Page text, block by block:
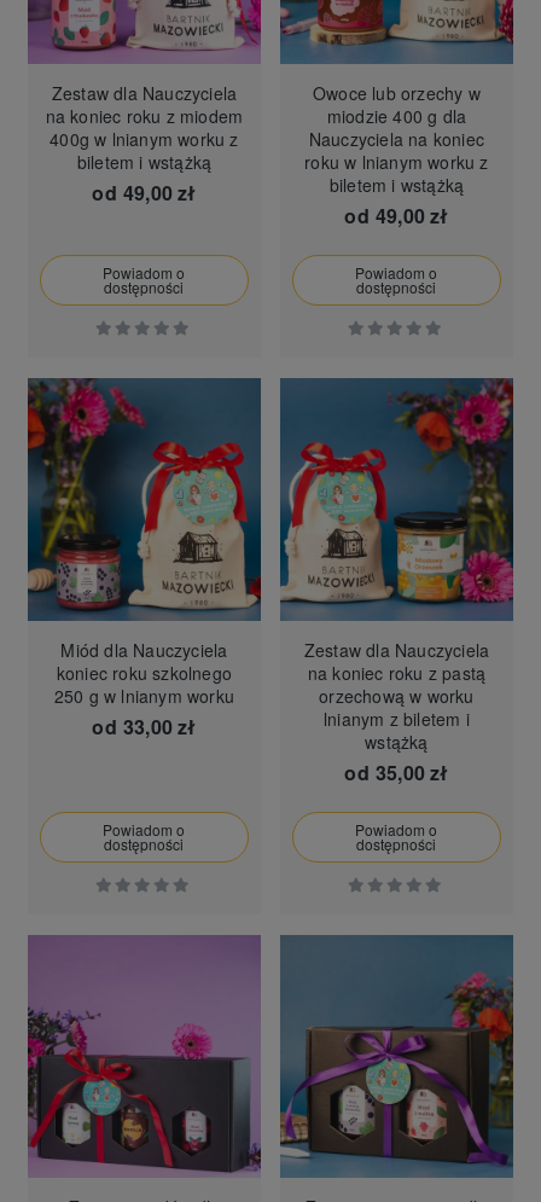
Zestaw dla Nauczyciela
na koniec roku z miodem
400g w lnianym worku z
biletem i wstążką
od 49,00 zł
Powiadom o
dostępności
Owoce lub orzechy w
miodzie 400 g dla
Nauczyciela na koniec
roku w lnianym worku z
biletem i wstążką
od 49,00 zł
Powiadom o
dostępności
Miód dla Nauczyciela
koniec roku szkolnego
250 g w lnianym worku
od 33,00 zł
Powiadom o
dostępności
Zestaw dla Nauczyciela
na koniec roku z pastą
orzechową w worku
lnianym z biletem i
wstążką
od 35,00 zł
Powiadom o
dostępności